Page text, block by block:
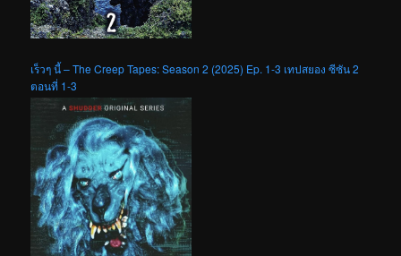
เร็วๆ นี้ – The Creep Tapes: Season 2 (2025) Ep. 1-3 เทปสยอง ซีซัน 2
ตอนที่ 1-3